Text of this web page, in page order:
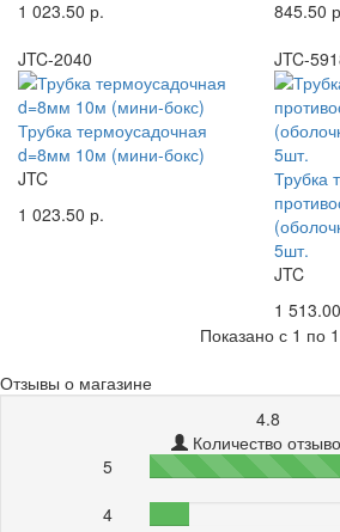
1 023.50 р.
845.50
JTC-2040
Трубка термоусадочная
d=8мм 10м (мини-бокс)
JTC
1 023.50 р.
JTC-
Трубка
5шт.
JTC
1
Показано с 1 по
Отзывы о магазине
4.8
Количество
5
87%
4